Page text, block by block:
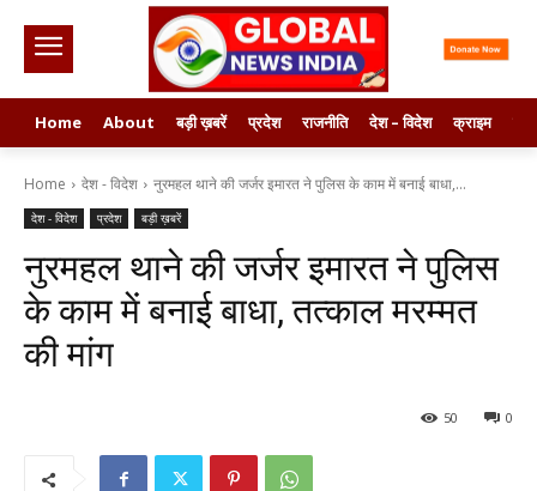
Home About बड़ी ख़बरें प्रदेश राजनीति देश – विदेश क्राइम
Home देश - विदेश नुरमहल थाने की जर्जर इमारत ने पुलिस के काम में बनाई बाधा,...
देश - विदेश प्रदेश बड़ी ख़बरें
नुरमहल थाने की जर्जर इमारत ने पुलिस
के काम में बनाई बाधा, तत्काल मरम्मत
की मांग
0
50